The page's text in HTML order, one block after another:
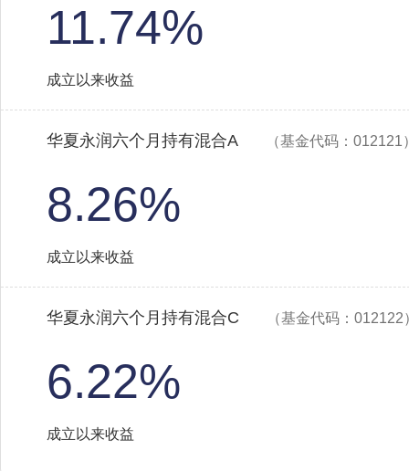
11.74%
成立以来收益
华夏永润六个月持有混合A （基金代码：012121
8.26%
成立以来收益
华夏永润六个月持有混合C （基金代码：012122
6.22%
成立以来收益